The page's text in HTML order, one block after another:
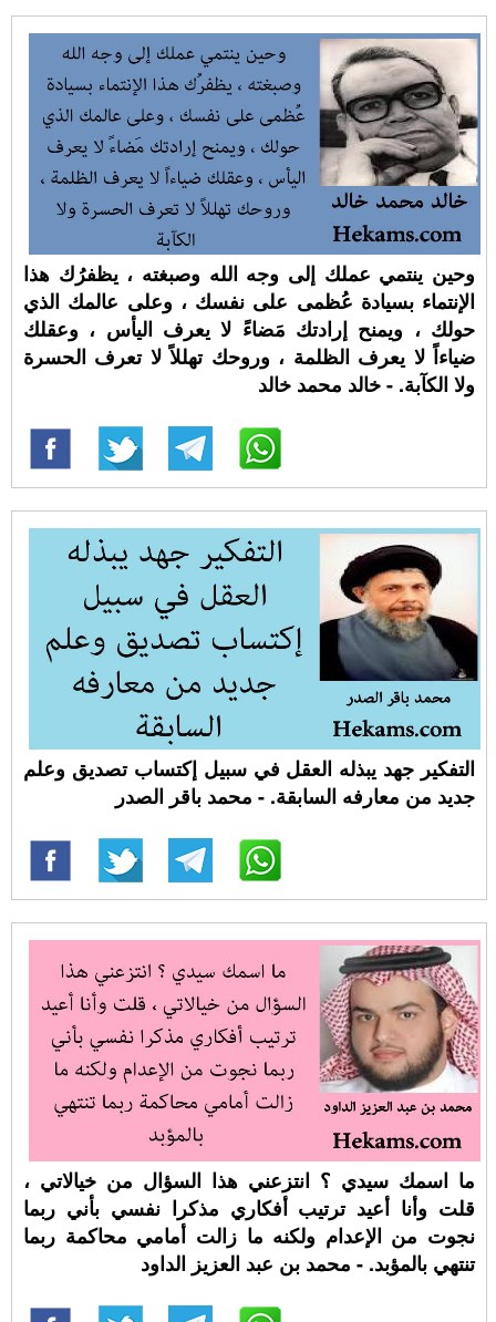
وحين ينتمي عملك إلى وجه الله وصبغته ، يظفرُك هذا
الإنتماء بسيادة عُظمى على نفسك ، وعلى عالمك الذي
حولك ، ويمنح إرادتك مَضاءً لا يعرف اليأس ، وعقلك
ضياءاً لا يعرف الظلمة ، وروحك تهللاً لا تعرف الحسرة
ولا الكآبة. - خالد محمد خالد
التفكير جهد يبذله العقل في سبيل إكتساب تصديق وعلم
جديد من معارفه السابقة. - محمد باقر الصدر
ما اسمك سيدي ؟ انتزعني هذا السؤال من خيالاتي ،
قلت وأنا أعيد ترتيب أفكاري مذكرا نفسي بأني ربما
نجوت من الإعدام ولكنه ما زالت أمامي محاكمة ربما
تنتهي بالمؤبد. - محمد بن عبد العزيز الداود